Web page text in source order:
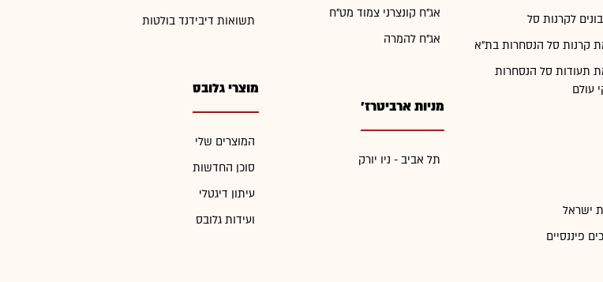
לקרנות סל
קרנות סל הנסחרות בת"א
תעודות סל הנסחרות
עולם
ישראל
פיננסיים
אג"ח קונצרני צמוד מט"ח
אג"ח להמרה
מניות ארביטרז'
תל אביב - ניו יורק
תשואות דיבידנד בולטות
מוצרי גלובס
המוצרים שלי
סוכן החדשות
עיתון דיגטלי
ועידות גלובס